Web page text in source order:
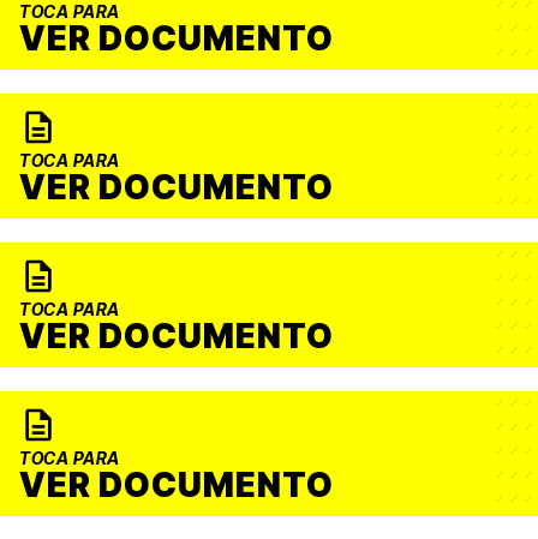
TOCA PARA
VER DOCUMENTO
TOCA PARA
VER DOCUMENTO
TOCA PARA
VER DOCUMENTO
TOCA PARA
VER DOCUMENTO